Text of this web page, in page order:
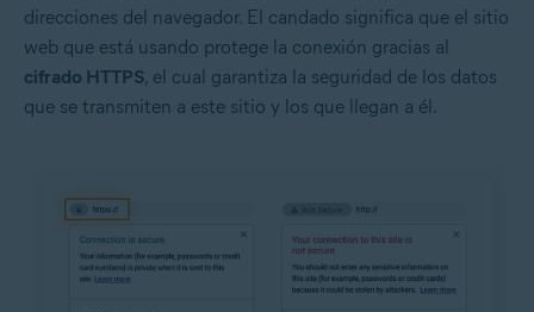
direcciones del navegador. El candado significa que el sitio
web que está usando protege la conexión gracias al
cifrado HTTPS, el cual garantiza la seguridad de los datos
que se transmiten a este sitio y los que llegan a él.